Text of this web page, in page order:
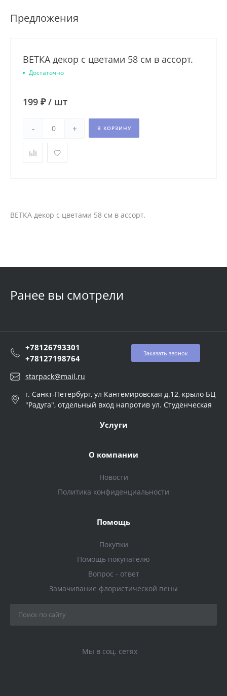
Предложения
ВЕТКА декор с цветами 58 см в ассорт.
Достаточно
199 ₽/ шт
- + В КОРЗИНУ
ВЕТКА декор с цветами 58 см в ассорт.
Ранее вы смотрели
+78126793301
+78127198764
Заказать звонок
starpack@mail.ru
г. Санкт-Петербург, ул Кантемировская д.12, крыло БЦ
"Радуга", отдельный вход напротив ул. Студенческая
Услуги
О компании
Новости
Политика конфиденциальности
Помощь
Покупки
Помощь покупателю
Вопрос - ответ
Замачивание флористической пены
Мы в соц. сетях